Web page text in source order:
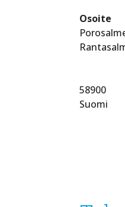
Osoite
58900
Suomi